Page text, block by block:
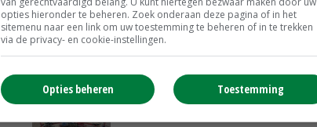
Flevolandse kavelruil minstens 750
hectare groot
Kavelruil Dronten stap dichterbij
opties hieronder te beheren. Zoek onderaan deze pagina of in het
sitemenu naar een link om uw toestemming te beheren of in te trekken
via de privacy- en cookie-instellingen.
Toestemming
Opties beheren